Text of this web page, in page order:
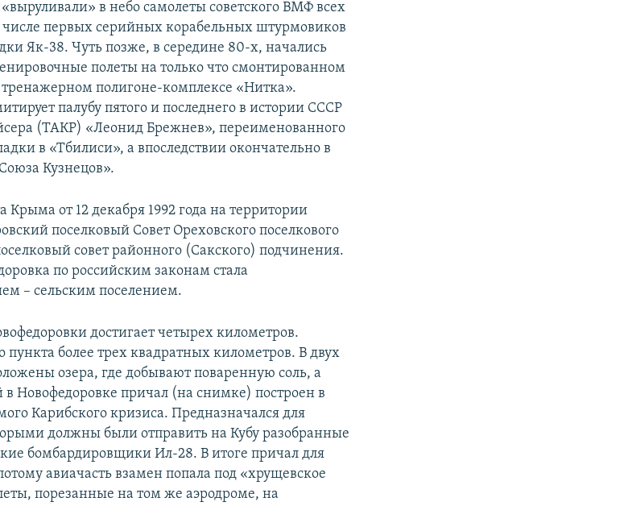
в небо самолеты советского ВМФ всех
первых серийных корабельных штурмовиков
Як-38. Чуть позже, в середине 80-х, начались
полеты на только что смонтированном
полигоне-комплексе «Нитка».
палубу пятого и последнего в истории СССР
(ТАКР) «Леонид Брежнев», переименованного
в «Тбилиси», а впоследствии окончательно в
Кузнецов».
от 12 декабря 1992 года на территории
поселковый Совет Ореховского поселкового
совет районного (Сакского) подчинения.
по российским законам стала
– сельским поселением.
достигает четырех километров.
более трех квадратных километров. В двух
озера, где добывают поваренную соль, а
Новофедоровке причал (на снимке) построен в
Карибского кризиса. Предназначался для
должны были отправить на Кубу разобранные
бомбардировщики Ил-28. В итоге причал для
авиачасть взамен попала под «хрущевское
порезанные на том же аэродроме, на